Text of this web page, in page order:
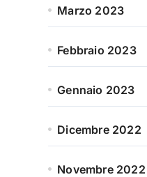
Marzo 2023
Febbraio 2023
Gennaio 2023
Dicembre 2022
Novembre 2022